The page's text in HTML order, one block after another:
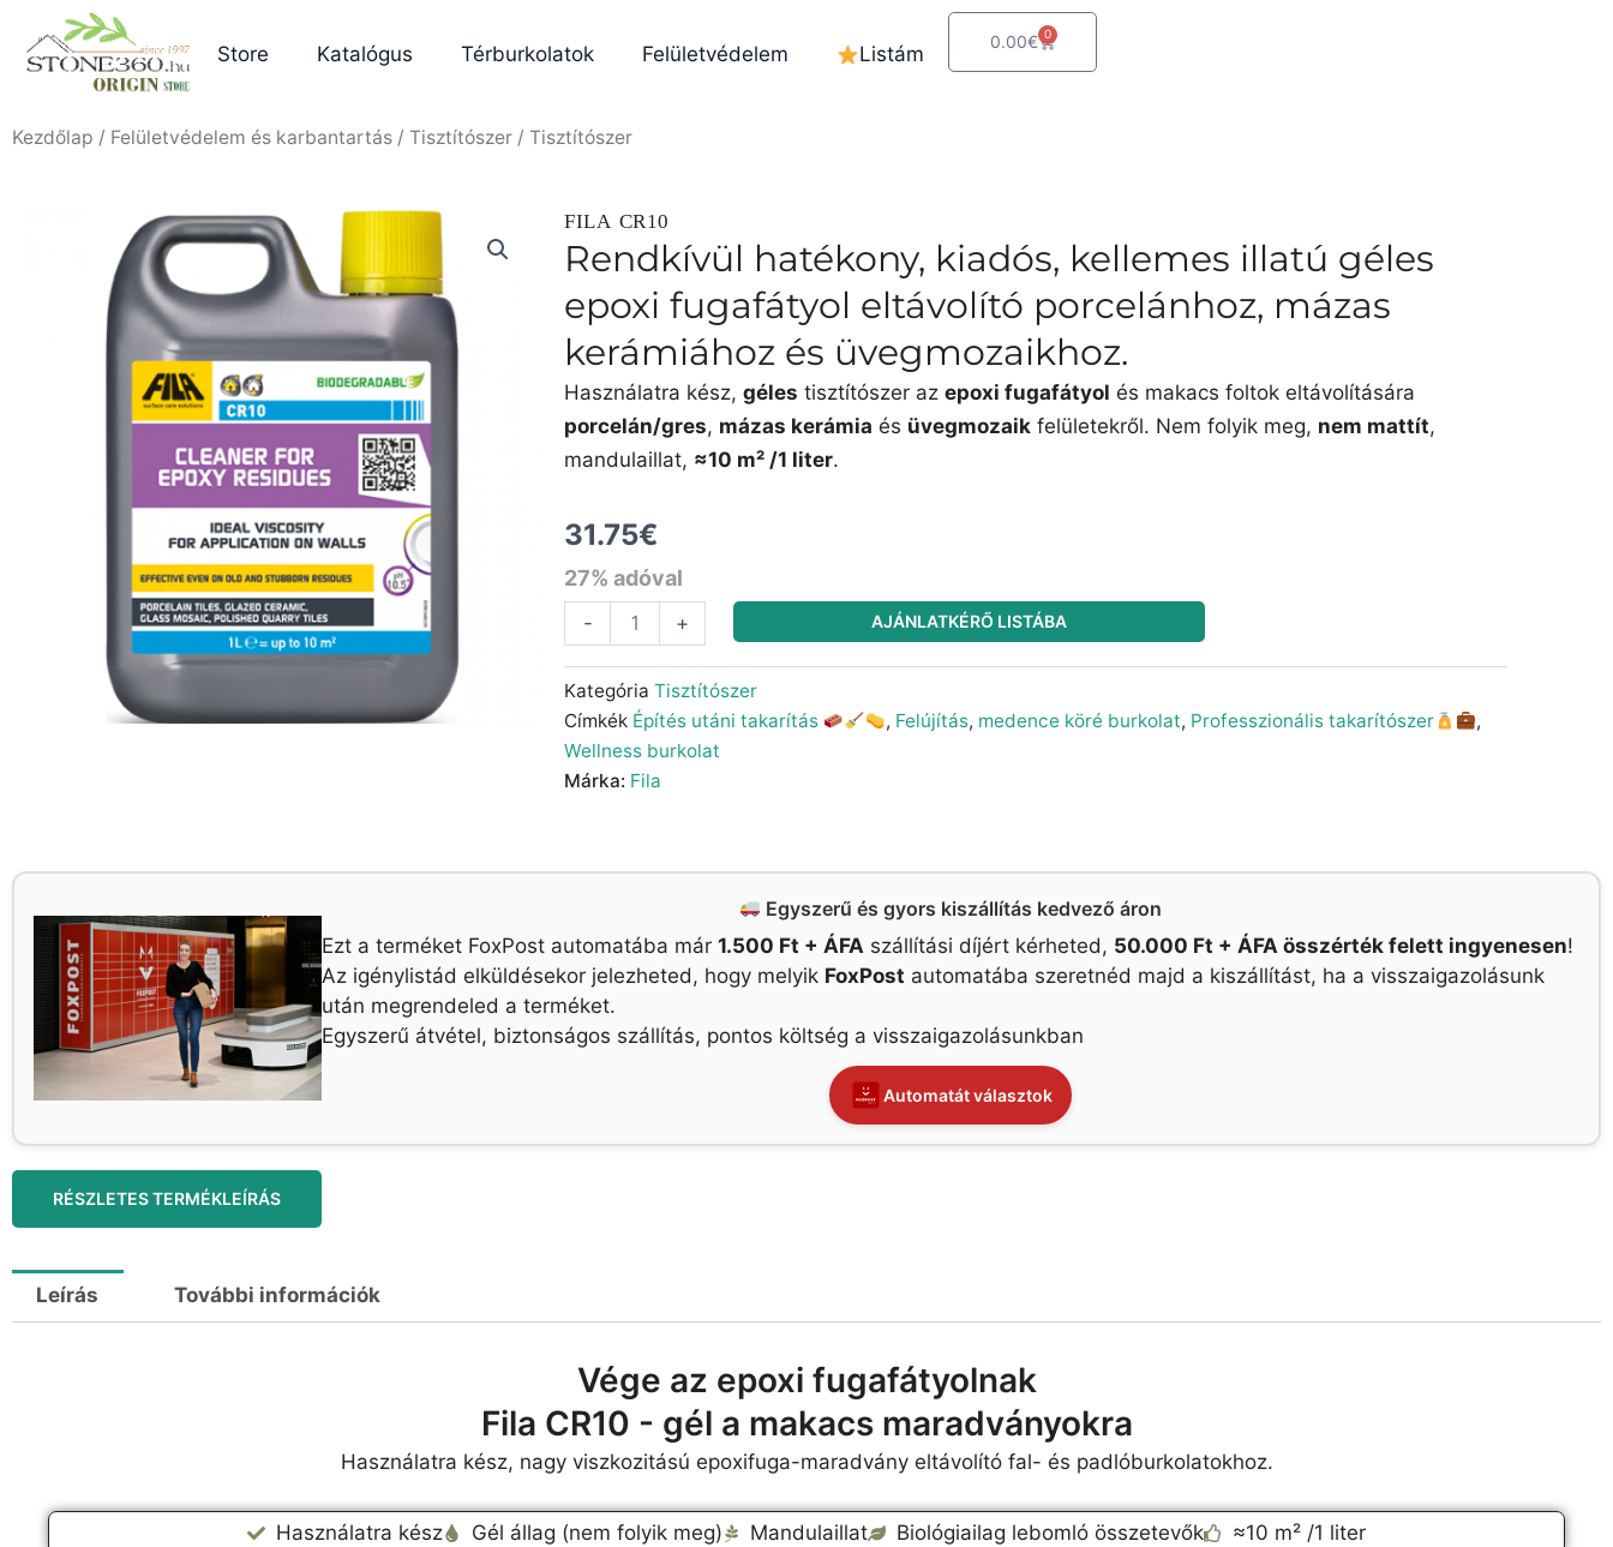
Store Katalógus Térburkolatok Felületvédelem Listám
0.00€ 0
Kosár
Kezdőlap / Felületvédelem és karbantartás / Tisztítószer / Tisztítószer
FILA CR10
Rendkívül hatékony, kiadós, kellemes illatú géles
epoxi fugafátyol eltávolító porcelánhoz, mázas
kerámiához és üvegmozaikhoz.
Használatra kész, géles tisztítószer az epoxi fugafátyol és makacs foltok eltávolítására
porcelán/gres, mázas kerámia és üvegmozaik felületekről. Nem folyik meg, nem mattít,
mandulaillat, ≈10 m² /1 liter.
31.75€
27% adóval
-
Fila
CR10
mennyiség
+ AJÁNLATKÉRŐ LISTÁBA
Kategória Tisztítószer
Címkék Építés utáni takarítás , Felújítás, medence köré burkolat, Professzionális takarítószer
,
Wellness burkolat
Márka: Fila
Egyszerű és gyors kiszállítás kedvező áron
Ezt a terméket FoxPost automatába már 1.500 Ft + ÁFA szállítási díjért kérheted, 50.000 Ft + ÁFA összérték felett ingyenesen!
Az igénylistád elküldésekor jelezheted, hogy melyik FoxPost automatába szeretnéd majd a kiszállítást, ha a visszaigazolásunk
után megrendeled a terméket.
Egyszerű átvétel, biztonságos szállítás, pontos költség a visszaigazolásunkban
Automatát választok
RÉSZLETES TERMÉKLEÍRÁS
Leírás További információk
Vége az epoxi fugafátyolnak
Fila CR10 - gél a makacs maradványokra
Használatra kész, nagy viszkozitású epoxifuga-maradvány eltávolító fal- és padlóburkolatokhoz.
Használatra kész Gél állag (nem folyik meg) Mandulaillat Biológiailag lebomló összetevők ≈10 m² /1 liter